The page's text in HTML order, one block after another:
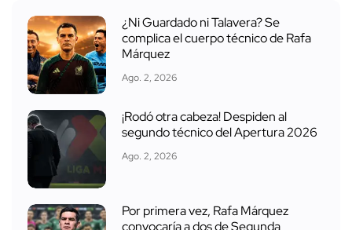
¿Ni Guardado ni Talavera? Se
complica el cuerpo técnico de Rafa
Márquez
Ago. 2, 2026
¡Rodó otra cabeza! Despiden al
segundo técnico del Apertura 2026
Ago. 2, 2026
Por primera vez, Rafa Márquez